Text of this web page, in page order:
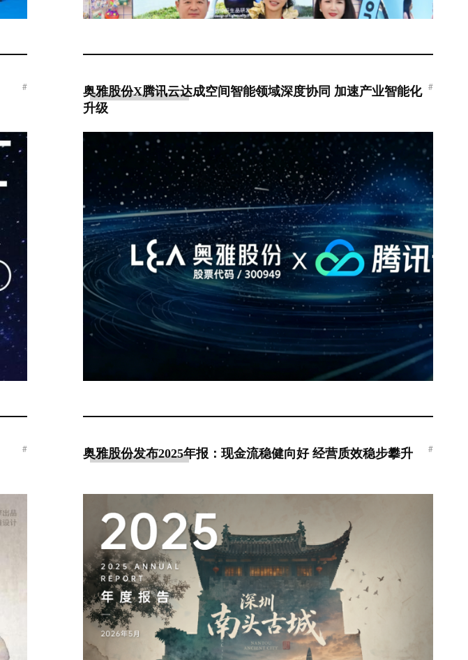
#
奥雅股份X腾讯云达成空间智能领域深度协同 加速产业智能化
升级
#
# 奥雅股份发布2025年报：现金流稳健向好 经营质效稳步攀升 #